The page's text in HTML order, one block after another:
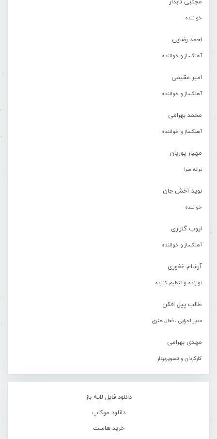
مجتبی تابدار
خواننده
احمد رضایی
آهنگساز و خواننده
امیر مقیمی
آهنگساز و خواننده
محمد بهرامی
آهنگساز و خواننده
مهیار پوریان
ترانه سرا
نوید آخش جان
خواننده
ایوب گلزاری
آهنگساز و خواننده
آرشام غفوری
نوازنده و تنظیم کننده
طالب پیل افکن
مدیر اجرایی ، فعال هنری
مهدی بهرامی
کارگردان و تصویربردار
دانلود فایل لایه باز
دانلود موکاپ
خرید هاست